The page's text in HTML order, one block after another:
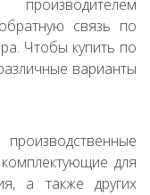
связь по
Чтобы купить по
варианты
для
а также других